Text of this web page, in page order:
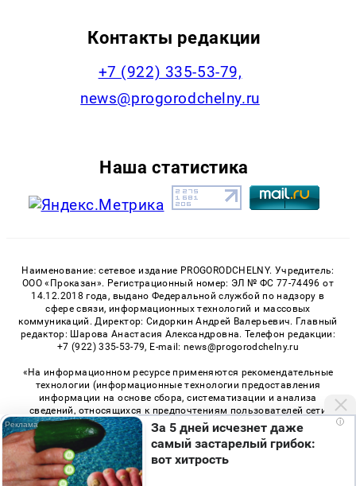
Контакты редакции
+7 (922) 335-53-79,
news@progorodchelny.ru
Наша статистика
Наименование: сетевое издание PROGORODCHELNY. Учредитель:
ООО «Проказан». Регистрационный номер: ЭЛ № ФС 77-74496 от
14.12.2018 года, выдано Федеральной службой по надзору в
сфере связи, информационных технологий и массовых
коммуникаций. Директор: Сидоркин Андрей Валерьевич. Главный
редактор: Шарова Анастасия Александровна. Телефон редакции:
+7 (922) 335-53-79, E-mail: news@progorodchelny.ru
«На информационном ресурсе применяются рекомендательные
технологии (информационные технологии предоставления
информации на основе сбора, систематизации и анализа
сведений, относящихся к предпочтениям пользователей сети
«Интернет», находящихся на территории Российской
Федерации)». Правила применения рекомендательных
технологий в виджетах рекламно-обменной сети«СМИ2» (PDF)
«Sparrow» (PDF)
i
За 5 дней исчезнет даже
самый застарелый грибок:
вот хитрость